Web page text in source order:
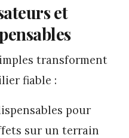
et
transforment
fiable :
pour
sur un terrain